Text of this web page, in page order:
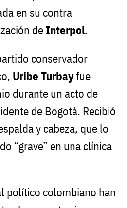
en su contra
de Interpol.
conservador
Uribe Turbayfue
durante un acto de
de Bogotá. Recibió
y cabeza, que lo
“grave” en una clínica
político colombiano han